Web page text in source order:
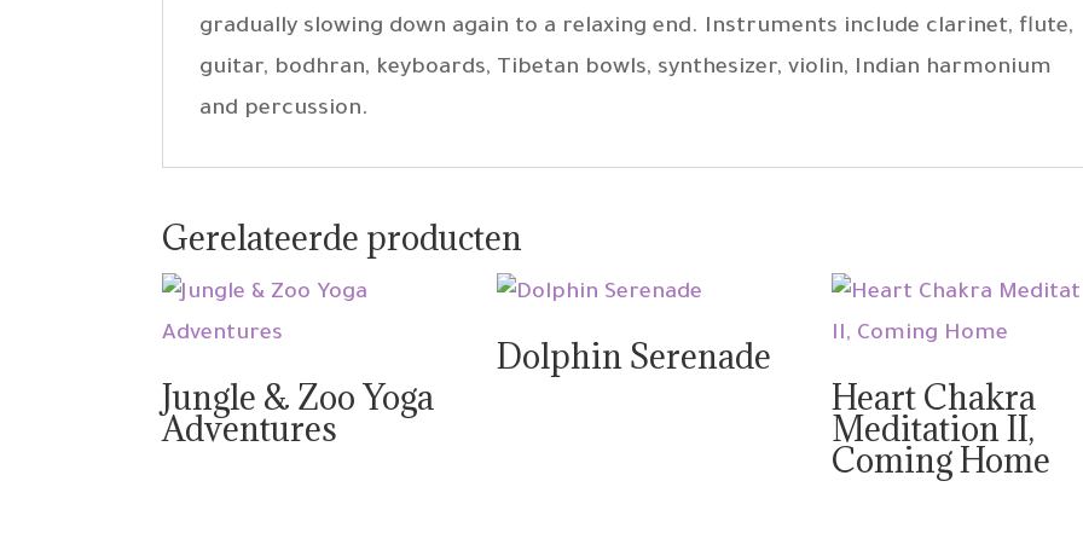
gradually slowing down again to a relaxing end. Instruments include clarinet, flute,
guitar, bodhran, keyboards, Tibetan bowls, synthesizer, violin, Indian harmonium
and percussion.
Gerelateerde producten
Jungle & Zoo Yoga
Adventures
Dolphin Serenade
Heart Chakra
Meditation II,
Coming Home